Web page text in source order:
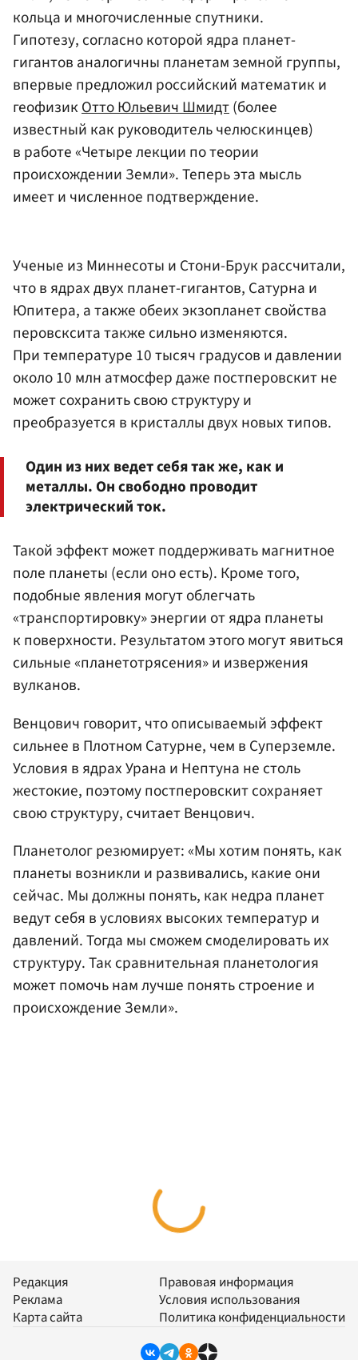
кольца и многочисленные спутники.
Гипотезу, согласно которой ядра планет-
гигантов аналогичны планетам земной группы,
впервые предложил российский математик и
геофизикОтто Юльевич Шмидт(более
известный как руководитель челюскинцев)
в работе «Четыре лекции по теории
происхождении Земли». Теперь эта мысль
имеет и численное подтверждение.
Ученые из Миннесоты и Стони-Брук рассчитали,
что в ядрах двух планет-гигантов, Сатурна и
Юпитера, а также обеих экзопланет свойства
перовсксита также сильно изменяются.
При температуре 10 тысяч градусов и давлении
около 10 млн атмосфер даже постперовскит не
может сохранить свою структуру и
преобразуется в кристаллы двух новых типов.
Один из них ведет себя так же, как и
металлы. Он свободно проводит
электрический ток.
Такой эффект может поддерживать магнитное
поле планеты (если оно есть). Кроме того,
подобные явления могут облегчать
«транспортировку» энергии от ядра планеты
к поверхности. Результатом этого могут явиться
сильные «планетотрясения» и извержения
вулканов.
Венцович говорит, что описываемый эффект
сильнее в Плотном Сатурне, чем в Суперземле.
Условия в ядрах Урана и Нептуна не столь
жестокие, поэтому постперовскит сохраняет
свою структуру, считает Венцович.
Планетолог резюмирует: «Мы хотим понять, как
планеты возникли и развивались, какие они
сейчас. Мы должны понять, как недра планет
ведут себя в условиях высоких температур и
давлений. Тогда мы сможем смоделировать их
структуру. Так сравнительная планетология
может помочь нам лучше понять строение и
происхождение Земли».
Редакция
Реклама
Карта сайта
Правовая информация
Условия использования
Политика конфиденциальности